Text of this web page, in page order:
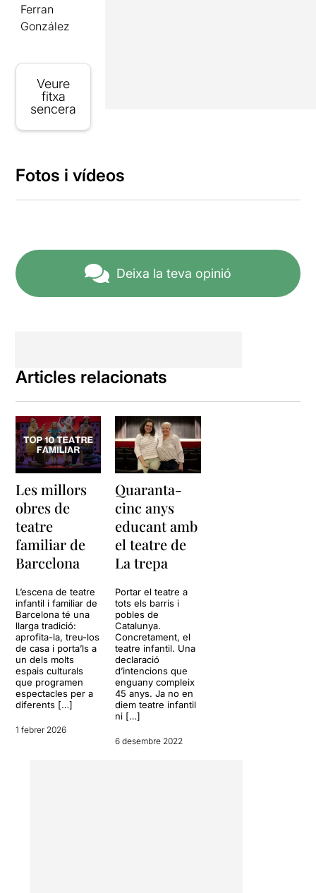
Ferran
González
Veure
fitxa
sencera
Fotos i vídeos
Deixa la teva opinió
Articles relacionats
Les millors
obres de
teatre
familiar de
Barcelona
L’escena de teatre
infantil i familiar de
Barcelona té una
llarga tradició:
aprofita-la, treu-los
de casa i porta’ls a
un dels molts
espais culturals
que programen
espectacles per a
diferents […]
1 febrer 2026
Quaranta-
cinc anys
educant amb
el teatre de
La trepa
Portar el teatre a
tots els barris i
pobles de
Catalunya.
Concretament, el
teatre infantil. Una
declaració
d’intencions que
enguany compleix
45 anys. Ja no en
diem teatre infantil
ni […]
6 desembre 2022